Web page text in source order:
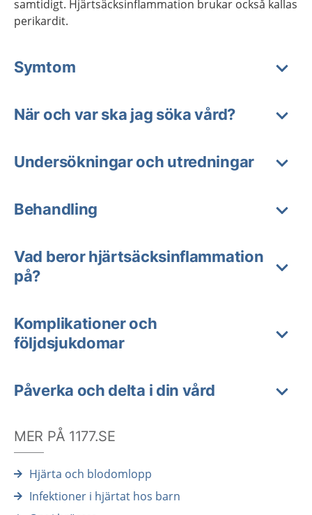
samtidigt. Hjärtsäcksinflammation brukar också kallas
perikardit.
Symtom
När och var ska jag söka vård?
Undersökningar och utredningar
Behandling
Vad beror hjärtsäcksinflammation
på?
Komplikationer och
följdsjukdomar
Påverka och delta i din vård
MER PÅ 1177.SE
Hjärta och blodomlopp
Infektioner i hjärtat hos barn